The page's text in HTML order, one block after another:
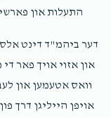
התעלות און
דער ביהמ"ד דינט
און אזוי אויך פאר
וואס אטעמען און
אויפן הייליגן דרך